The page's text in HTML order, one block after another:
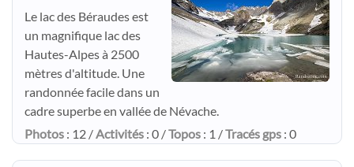
Le lac des Béraudes est
un magnifique lac des
Hautes-Alpes à 2500
mètres d'altitude. Une
randonnée facile dans un
cadre superbe en vallée de Névache.
Photos : 12 /Activités : 0 /Topos : 1 /Tracés gps : 0